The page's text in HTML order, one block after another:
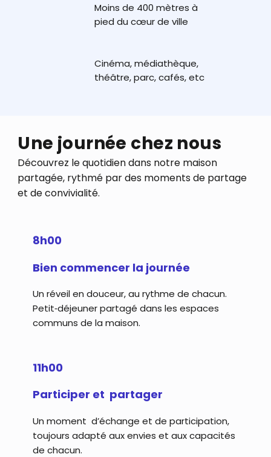
Moins de 400 mètres à
pied du cœur de ville
Cinéma, médiathèque,
théâtre, parc, cafés, etc
Une journée chez nous
Découvrez le quotidien dans notre maison
partagée, rythmé par des moments de partage
et de convivialité.
8h00
Bien commencer la journée
Un réveil en douceur, au rythme de chacun.
Petit‑déjeuner partagé dans les espaces
communs de la maison.
11h00
Participer et partager
Un moment d’échange et de participation,
toujours adapté aux envies et aux capacités
de chacun.